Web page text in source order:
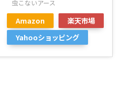
虫こないアース
Amazon
楽天市場
Yahooショッピング